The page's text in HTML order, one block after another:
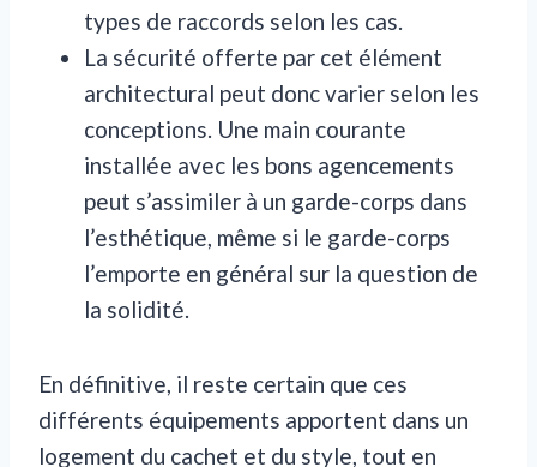
types de raccords selon les cas.
La sécurité offerte par cet élément
architectural peut donc varier selon les
conceptions. Une main courante
installée avec les bons agencements
peut s’assimiler à un garde-corps dans
l’esthétique, même si le garde-corps
l’emporte en général sur la question de
la solidité.
En définitive, il reste certain que ces
différents équipements apportent dans un
logement du cachet et du style, tout en